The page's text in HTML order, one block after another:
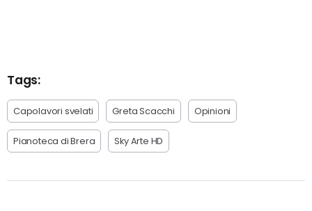
Tags:
Capolavori svelati Greta Scacchi Opinioni
Pianoteca di Brera Sky Arte HD